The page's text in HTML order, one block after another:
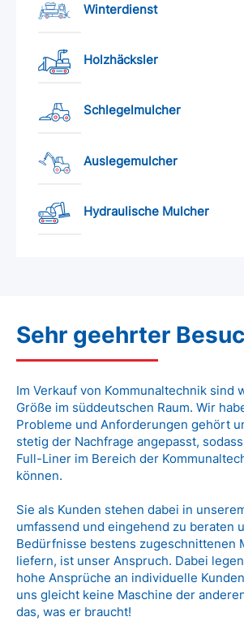
Winterdienst
Holzhäcksler
Schlegelmulcher
Auslegemulcher
Hydraulische Mulcher
Sehr geehrter
Im Verkauf von Kommunaltechnik sind
Größe im süddeutschen Raum. Wir
Probleme und Anforderungen gehört
stetig der Nachfrage angepasst,
Full-Liner im Bereich der
können.
Sie als Kunden stehen dabei in
umfassend und eingehend zu beraten
Bedürfnisse bestens zugeschnittenen
liefern, ist unser Anspruch. Dabei
hohe Ansprüche an individuelle
uns gleicht keine Maschine der
das, was er braucht!